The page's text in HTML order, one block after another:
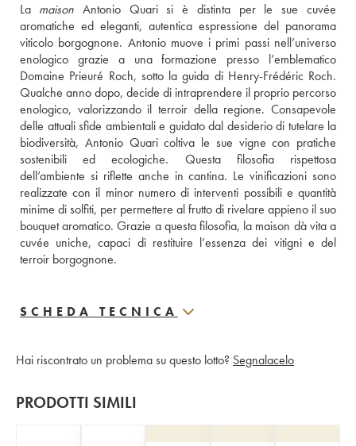
La maison Antonio Quari si è distinta per le sue cuvée
aromatiche ed eleganti, autentica espressione del panorama
viticolo borgognone. Antonio muove i primi passi nell’universo
enologico grazie a una formazione presso l’emblematico
Domaine Prieuré Roch, sotto la guida di Henry-Frédéric Roch.
Qualche anno dopo, decide di intraprendere il proprio percorso
enologico, valorizzando il terroir della regione. Consapevole
delle attuali sfide ambientali e guidato dal desiderio di tutelare la
biodiversità, Antonio Quari coltiva le sue vigne con pratiche
sostenibili ed ecologiche. Questa filosofia rispettosa
dell’ambiente si riflette anche in cantina. Le vinificazioni sono
realizzate con il minor numero di interventi possibili e quantità
minime di solfiti, per permettere al frutto di rivelare appieno il suo
bouquet aromatico. Grazie a questa filosofia, la maison dà vita a
cuvée uniche, capaci di restituire l’essenza dei vitigni e del
terroir borgognone.
SCHEDA TECNICA
Hai riscontrato un problema su questo lotto? Segnalacelo
PRODOTTI SIMILI